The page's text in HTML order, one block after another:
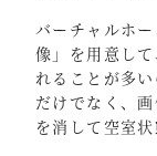
バーチャルホ
像」を用意し
れることが多
だけでなく、
を消して空室